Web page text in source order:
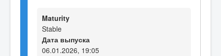
Maturity
Stable
Дата выпуска
06.01.2026, 19:05